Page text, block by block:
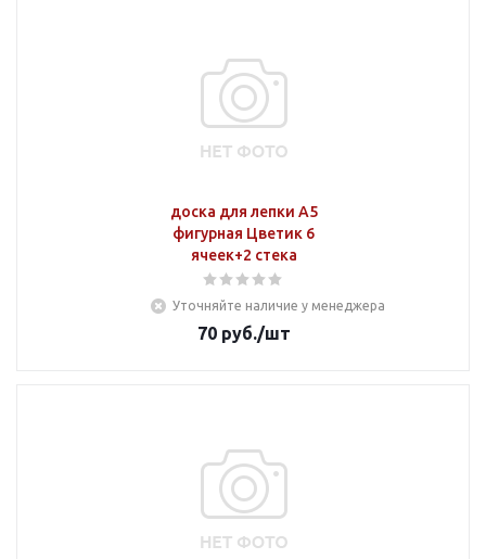
доска для лепки А5
фигурная Цветик 6
ячеек+2 стека
Уточняйте наличие у менеджера
70руб./шт